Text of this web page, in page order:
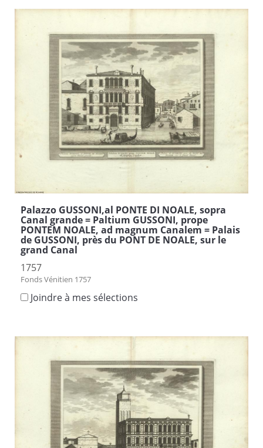
Palazzo GUSSONI,al PONTE DI NOALE, sopra
Canal grande = Paltium GUSSONI, prope
PONTEM NOALE, ad magnum Canalem = Palais
de GUSSONI, près du PONT DE NOALE, sur le
grand Canal
1757
Fonds Vénitien 1757
Joindre à mes sélections